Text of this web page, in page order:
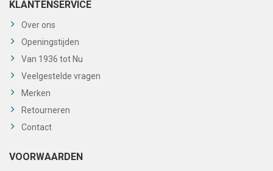
KLANTENSERVICE
Over ons
Openingstijden
Van 1936 tot Nu
Veelgestelde vragen
Merken
Retourneren
Contact
VOORWAARDEN